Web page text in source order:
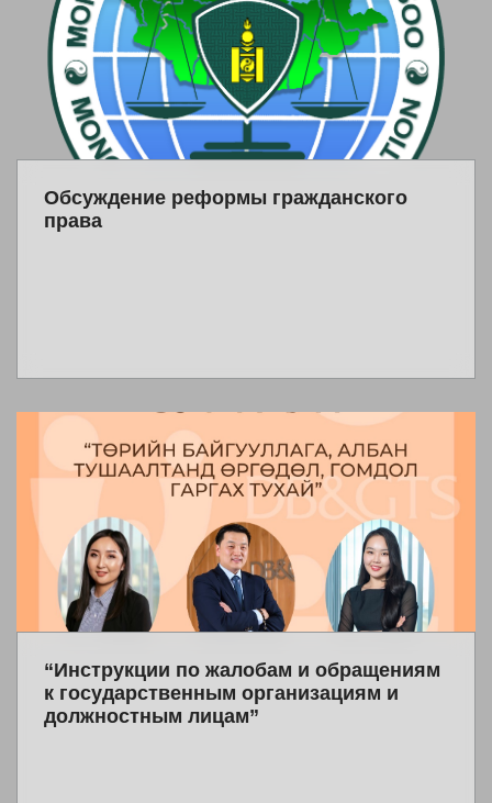
Обсуждение реформы гражданского
права
“Инструкции по жалобам и обращениям
к государственным организациям и
должностным лицам”